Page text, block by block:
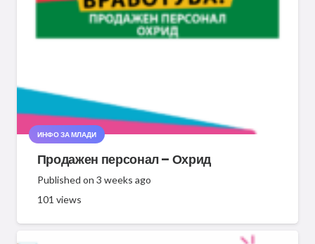
ИНФО ЗА МЛАДИ
Продажен персонал – Охрид
Published on 3 weeks ago
101 views